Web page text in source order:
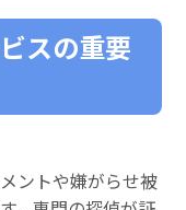
スの重要
ントや嫌がらせ被